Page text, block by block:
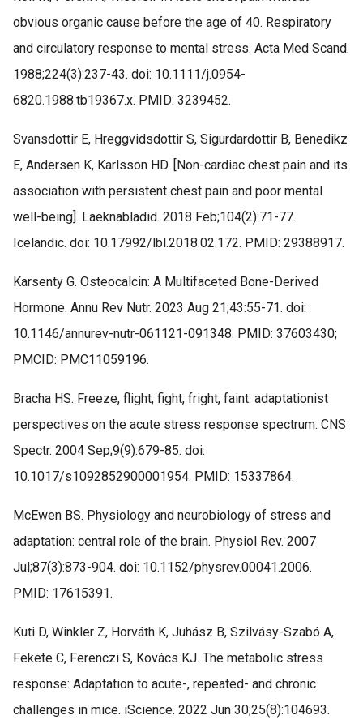
obvious organic cause before the age of 40. Respiratory
and circulatory response to mental stress. Acta Med Scand.
1988;224(3):237-43. doi: 10.1111/j.0954-
6820.1988.tb19367.x. PMID: 3239452.
Svansdottir E, Hreggvidsdottir S, Sigurdardottir B, Benedikz
E, Andersen K, Karlsson HD. [Non-cardiac chest pain and its
association with persistent chest pain and poor mental
well-being]. Laeknabladid. 2018 Feb;104(2):71-77.
Icelandic. doi: 10.17992/lbl.2018.02.172. PMID: 29388917.
Karsenty G. Osteocalcin: A Multifaceted Bone-Derived
Hormone. Annu Rev Nutr. 2023 Aug 21;43:55-71. doi:
10.1146/annurev-nutr-061121-091348. PMID: 37603430;
PMCID: PMC11059196.
Bracha HS. Freeze, flight, fight, fright, faint: adaptationist
perspectives on the acute stress response spectrum. CNS
Spectr. 2004 Sep;9(9):679-85. doi:
10.1017/s1092852900001954. PMID: 15337864.
McEwen BS. Physiology and neurobiology of stress and
adaptation: central role of the brain. Physiol Rev. 2007
Jul;87(3):873-904. doi: 10.1152/physrev.00041.2006.
PMID: 17615391.
Kuti D, Winkler Z, Horváth K, Juhász B, Szilvásy-Szabó A,
Fekete C, Ferenczi S, Kovács KJ. The metabolic stress
response: Adaptation to acute-, repeated- and chronic
challenges in mice. iScience. 2022 Jun 30;25(8):104693.